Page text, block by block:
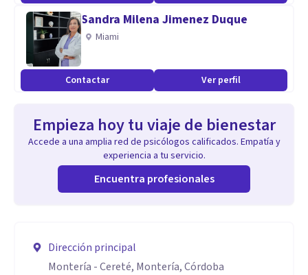
Sandra Milena Jimenez Duque
Miami
Contactar Ver perfil
Empieza hoy tu viaje de bienestar
Accede a una amplia red de psicólogos calificados. Empatía y
experiencia a tu servicio.
Encuentra profesionales
Dirección principal
Montería - Cereté, Montería, Córdoba